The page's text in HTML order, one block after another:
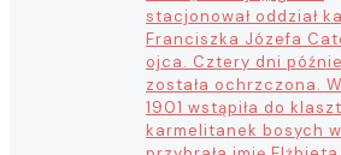
stacjonował oddział
Franciszka Józefa
ojca. Cztery dni
została ochrzczona.
1901 wstąpiła do
karmelitanek bosych